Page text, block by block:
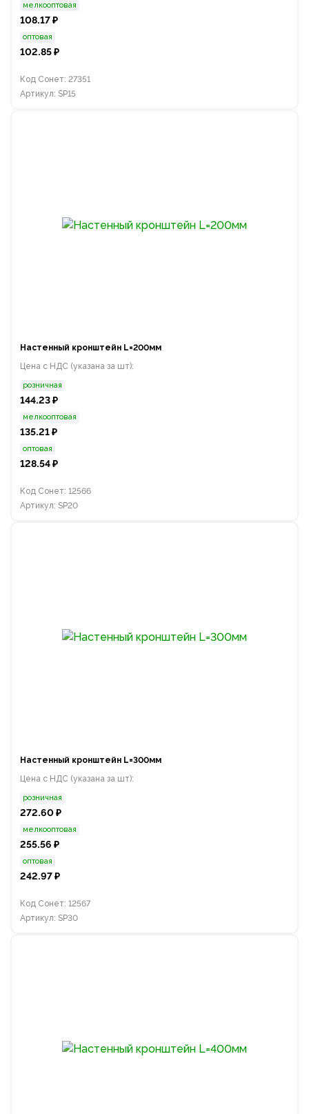
мелкооптовая
108.17 ₽
оптовая
102.85 ₽
Код Сонет: 27351
Артикул: SP15
Настенный кронштейн L=200мм
Цена с НДС (указана за шт):
розничная
144.23 ₽
мелкооптовая
135.21 ₽
оптовая
128.54 ₽
Код Сонет: 12566
Артикул: SP20
Настенный кронштейн L=300мм
Цена с НДС (указана за шт):
розничная
272.60 ₽
мелкооптовая
255.56 ₽
оптовая
242.97 ₽
Код Сонет: 12567
Артикул: SP30